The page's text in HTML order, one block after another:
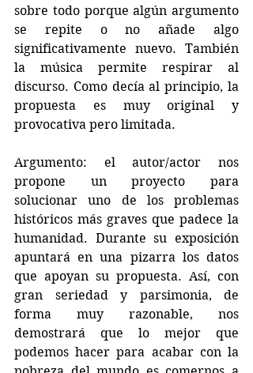
sobre todo porque algún argumento
se repite o no añade algo
significativamente nuevo. También
la música permite respirar al
discurso. Como decía al principio, la
propuesta es muy original y
provocativa pero limitada.
Argumento: el autor/actor nos
propone un proyecto para
solucionar uno de los problemas
históricos más graves que padece la
humanidad. Durante su exposición
apuntará en una pizarra los datos
que apoyan su propuesta. Así, con
gran seriedad y parsimonia, de
forma muy razonable, nos
demostrará que lo mejor que
podemos hacer para acabar con la